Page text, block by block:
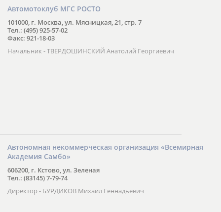
Автомотоклуб МГС РОСТО
101000, г. Москва, ул. Мясницкая, 21, стр. 7
Тел.: (495) 925-57-02
Факс: 921-18-03
Начальник - ТВЕРДОШИНСКИЙ Анатолий Георгиевич
Автономная некоммерческая организация «Всемирная
Академия Самбо»
606200, г. Кстово, ул. Зеленая
Тел.: (83145) 7-79-74
Директор - БУРДИКОВ Михаил Геннадьевич